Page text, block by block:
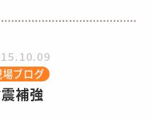
場ブログ
補強